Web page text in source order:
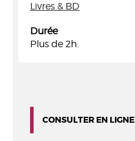
Livres & BD
Durée
Plus de 2h.
CONSULTER EN LIGNE